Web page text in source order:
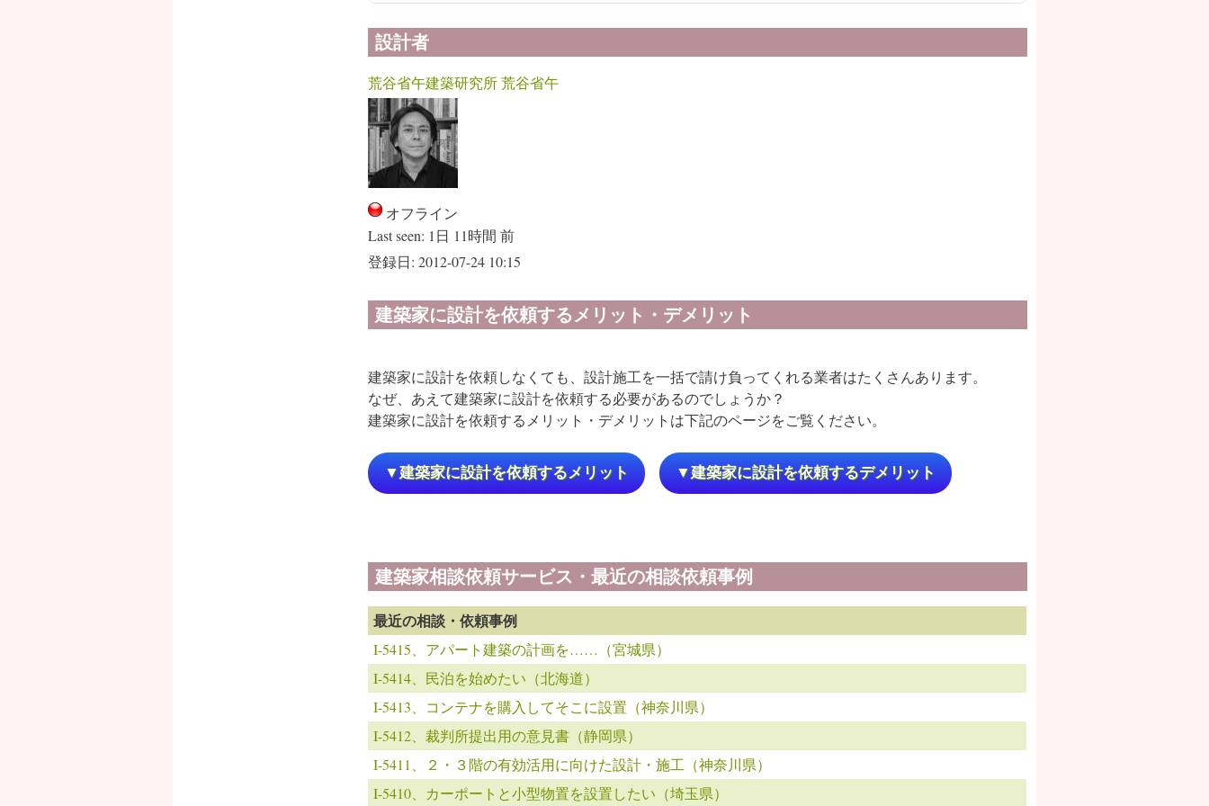
設計者
荒谷省午建築研究所 荒谷省午
オフライン
Last seen: 1日 11時間 前
登録日: 2012-07-24 10:15
建築家に設計を依頼するメリット・デメリット
建築家に設計を依頼しなくても、設計施工を一括で請け負ってくれる業者はたくさんあります。
なぜ、あえて建築家に設計を依頼する必要があるのでしょうか？
建築家に設計を依頼するメリット・デメリットは下記のページをご覧ください。
▼建築家に設計を依頼するメリット ▼建築家に設計を依頼するデメリット
建築家相談依頼サービス・最近の相談依頼事例
最近の相談・依頼事例
I-5415、アパート建築の計画を……（宮城県）
I-5414、民泊を始めたい（北海道）
I-5413、コンテナを購入してそこに設置（神奈川県）
I-5412、裁判所提出用の意見書（静岡県）
I-5411、２・３階の有効活用に向けた設計・施工（神奈川県）
I-5410、カーポートと小型物置を設置したい（埼玉県）